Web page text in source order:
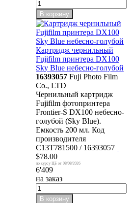
В корзину
Картридж чернильный
Fujifilm принтера DX100
Sky Blue небесно-голубой
16393057 Fuji Photo Film
Co., LTD
Чернильный картридж
Fujifilm фотопринтера
Frontier-S DX100 небесно-
голубой (Sky Blue).
Емкость 200 мл. Код
производителя
C13T781500 / 16393057
$78.00
08/08/2026
6'409
на заказ
В корзину